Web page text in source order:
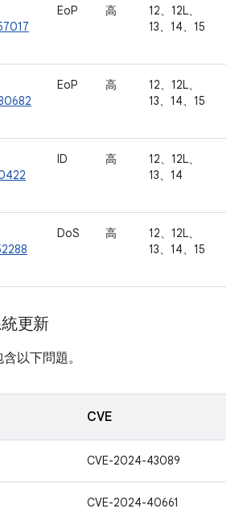
EoP 高
12、12L、
13、14、15
EoP 高
12、12L、
13、14、15
ID 高
12、12L、
13、14
DoS 高
12、12L、
13、14、15
更新
以下問題。
CVE
CVE-2024-43089
CVE-2024-40661